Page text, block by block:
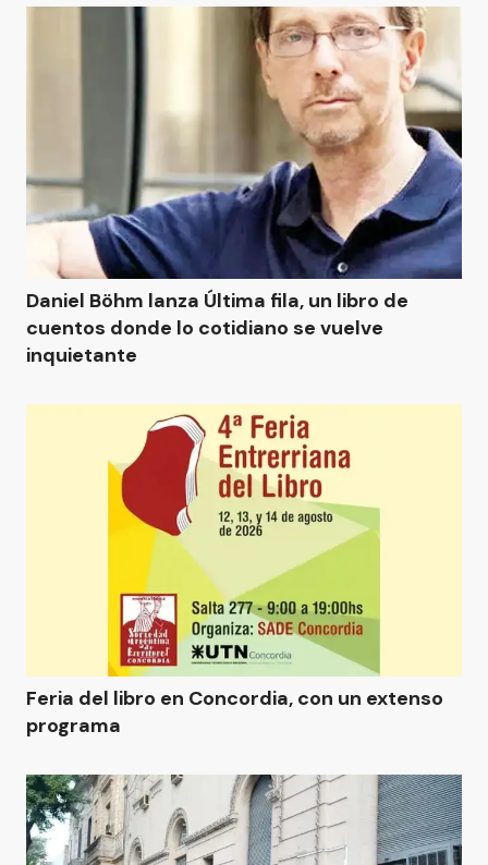
Daniel Böhm lanza Última fila, un libro de
cuentos donde lo cotidiano se vuelve
inquietante
Feria del libro en Concordia, con un extenso
programa